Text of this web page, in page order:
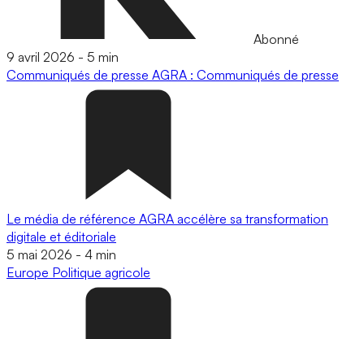
Abonné
9 avril 2026 - 5 min
Communiqués de presse AGRA : Communiqués de presse
Le média de référence AGRA accélère sa transformation
digitale et éditoriale
5 mai 2026 - 4 min
Europe Politique agricole